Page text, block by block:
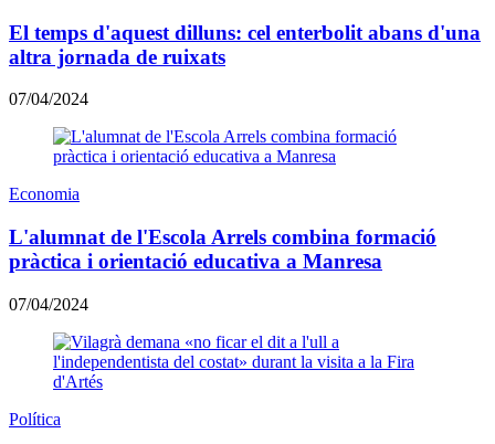
El temps d'aquest dilluns: cel enterbolit abans d'una
altra jornada de ruixats
07/04/2024
Economia
L'alumnat de l'Escola Arrels combina formació
pràctica i orientació educativa a Manresa
07/04/2024
Política